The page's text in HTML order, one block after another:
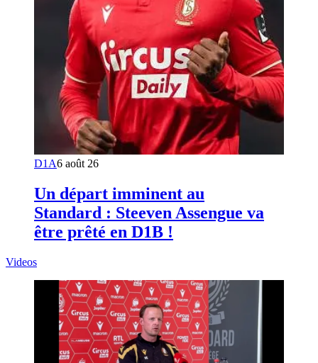
D1A6 août 26
Un départ imminent au
Standard : Steeven Assengue va
être prêté en D1B !
Videos